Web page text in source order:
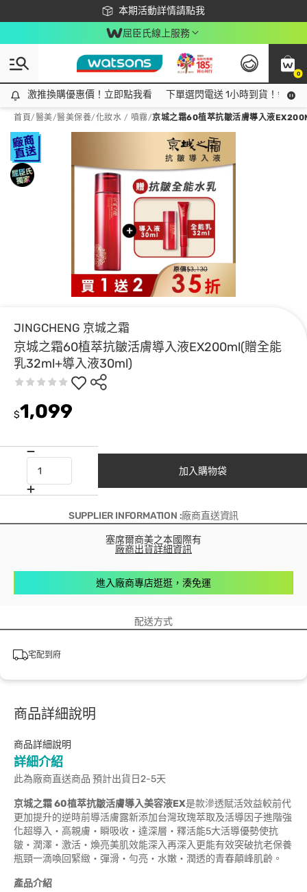
本期活動詳情請點我
下載app最高回饋$350
屈臣氏線上服務
0
激推換購優惠價！立即點我看
激推換購優惠價！立即點我看 下單選閃電送 1小時到貨！領神
首頁/醫美/醫美保養/化妝水 / 噴霧/京城之霜60植萃抗皺活膚導入液
JINGCHENG 京城之霜
京城之霜60植萃抗皺活膚導入液EX200ml(贈全能
乳32ml+導入液30ml)
$1,099
加入購物袋
SUPPLIER INFORMATION :廠商直送資訊
塞席爾商美之本國際有
廠商出貨詳細資訊
進入廠商專店逛逛，湊免運
配送方式
宅配到府
商品詳細說明
商品詳細說明
詳細介紹
此為廠商直送商品 預計出貨日2-5天
京城之霜60植萃抗皺活膚導入美容液EX是款滲透賦活效益較前代
更加提升的逆時前導活膚露新添加台灣玫瑰萃取及活導因子進階強
化超導入‧高親膚‧瞬吸收‧達深層‧釋活能5大活導優勢使抗
皺‧潤澤‧激活‧煥亮美肌效能深入再深入更能有效突破抗老保養
瓶頸一滴喚回緊緻‧彈滑‧勻亮‧水嫩‧潤透的青春顛峰肌齡。
產品介紹